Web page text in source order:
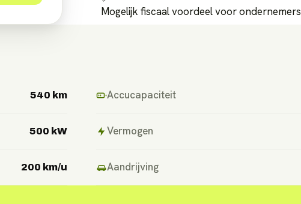
Mogelijk fiscaal voordeel voor ondernemers
540 km Accucapaciteit
500 kW Vermogen
200 km/u Aandrijving